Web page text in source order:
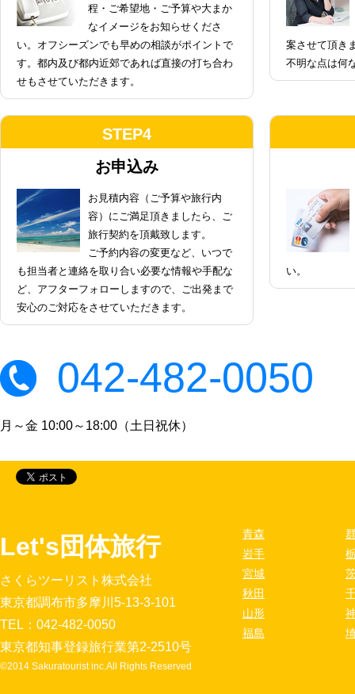
程・ご希望地・ご予算や大まか
なイメージをお知らせくださ
い。オフシーズンでも早めの相談がポイントで
す。都内及び都内近郊であれば直接の打ち合わ
せもさせていただきます。
案させて頂き
不明な点は何
STEP4
お申込み
お見積内容（ご予算や旅行内
容）にご満足頂きましたら、ご
旅行契約を頂戴致します。
ご予約内容の変更など、いつで
も担当者と連絡を取り合い必要な情報や手配な
ど、アフターフォローしますので、ご出発まで
安心のご対応をさせていただきます。
い。
042-482-0050
月～金 10:00～18:00（土日祝休）
Let's団体旅行
さくらツーリスト株式会社
東京都調布市多摩川5-13-3-101
TEL：042-482-0050
東京都知事登録旅行業第2-2510号
©2014 Sakuratourist inc.All Rights Reserved
青森
岩手
宮城
秋田
山形
福島